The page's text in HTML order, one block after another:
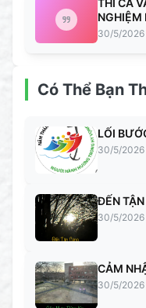
THI CA
NGHIỆM
30/5/2026
Có Thể Bạn
LỐI
30/5/2026
ĐẾN TẬN
30/5/2026
CẢM
30/5/2026